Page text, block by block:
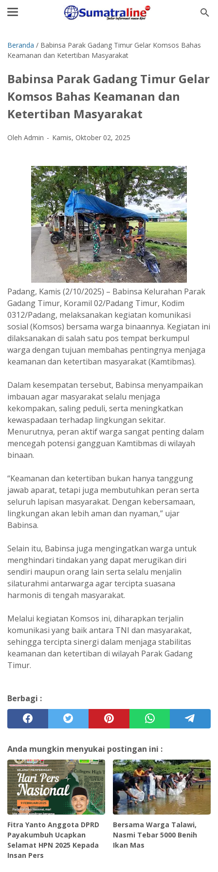
Beranda / Babinsa Parak Gadang Timur Gelar Komsos Bahas
Keamanan dan Ketertiban Masyarakat
Babinsa Parak Gadang Timur Gelar
Komsos Bahas Keamanan dan
Ketertiban Masyarakat
Oleh Admin Kamis, Oktober 02, 2025
Padang, Kamis (2/10/2025) – Babinsa Kelurahan Parak
Gadang Timur, Koramil 02/Padang Timur, Kodim
0312/Padang, melaksanakan kegiatan komunikasi
sosial (Komsos) bersama warga binaannya. Kegiatan ini
dilaksanakan di salah satu pos tempat berkumpul
warga dengan tujuan membahas pentingnya menjaga
keamanan dan ketertiban masyarakat (Kamtibmas).
Dalam kesempatan tersebut, Babinsa menyampaikan
imbauan agar masyarakat selalu menjaga
kekompakan, saling peduli, serta meningkatkan
kewaspadaan terhadap lingkungan sekitar.
Menurutnya, peran aktif warga sangat penting dalam
mencegah potensi gangguan Kamtibmas di wilayah
binaan.
“Keamanan dan ketertiban bukan hanya tanggung
jawab aparat, tetapi juga membutuhkan peran serta
seluruh lapisan masyarakat. Dengan kebersamaan,
lingkungan akan lebih aman dan nyaman,” ujar
Babinsa.
Selain itu, Babinsa juga mengingatkan warga untuk
menghindari tindakan yang dapat merugikan diri
sendiri maupun orang lain serta selalu menjalin
silaturahmi antarwarga agar tercipta suasana
harmonis di tengah masyarakat.
Melalui kegiatan Komsos ini, diharapkan terjalin
komunikasi yang baik antara TNI dan masyarakat,
sehingga tercipta sinergi dalam menjaga stabilitas
keamanan dan ketertiban di wilayah Parak Gadang
Timur.
Berbagi :
Anda mungkin menyukai postingan ini :
Fitra Yanto Anggota DPRD
Payakumbuh Ucapkan
Selamat HPN 2025 Kepada
Insan Pers
Bersama Warga Talawi,
Nasmi Tebar 5000 Benih
Ikan Mas